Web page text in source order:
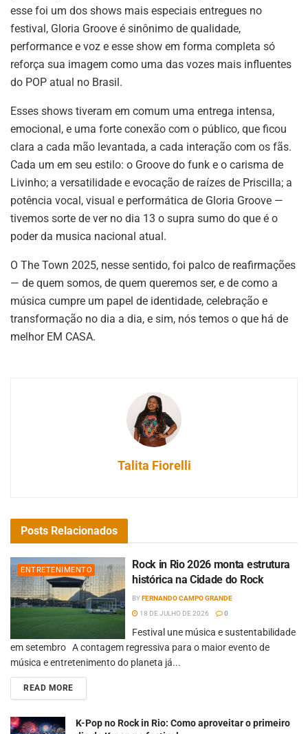
esse foi um dos shows mais especiais entregues no
festival, Gloria Groove é sinônimo de qualidade,
performance e voz e esse show em forma completa só
reforça sua imagem como uma das vozes mais influentes
do POP atual no Brasil.
Esses shows tiveram em comum uma entrega intensa,
emocional, e uma forte conexão com o público, que ficou
clara a cada mão levantada, a cada interação com os fãs.
Cada um em seu estilo: o Groove do funk e o carisma de
Livinho; a versatilidade e evocação de raízes de Priscilla; a
potência vocal, visual e performática de Gloria Groove —
tivemos sorte de ver no dia 13 o supra sumo do que é o
poder da musica nacional atual.
O The Town 2025, nesse sentido, foi palco de reafirmações
— de quem somos, de quem queremos ser, e de como a
música cumpre um papel de identidade, celebração e
transformação no dia a dia, e sim, nós temos o que há de
melhor EM CASA.
Talita Fiorelli
Posts Relacionados
ENTRETENIMENTO
Rock in Rio 2026 monta estrutura
histórica na Cidade do Rock
BYFERNANDO CAMPO GRANDE
18 DE JULHO DE 2026
0
Festival une música e sustentabilidade
em setembro A contagem regressiva para o maior evento de
música e entretenimento do planeta já...
READ MORE
K-Pop no Rock in Rio: Como aproveitar o primeiro